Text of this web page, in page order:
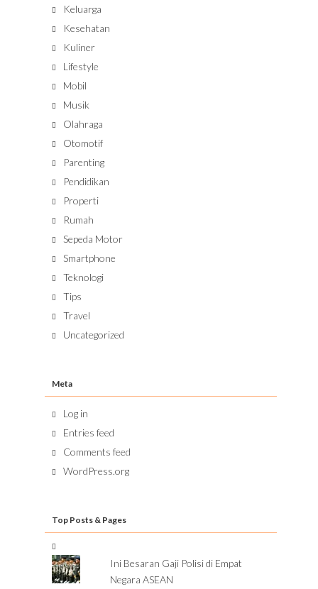
Keluarga
Kesehatan
Kuliner
Lifestyle
Mobil
Musik
Olahraga
Otomotif
Parenting
Pendidikan
Properti
Rumah
Sepeda Motor
Smartphone
Teknologi
Tips
Travel
Uncategorized
Meta
Log in
Entries feed
Comments feed
WordPress.org
Top Posts & Pages
Ini Besaran Gaji Polisi di Empat
Negara ASEAN